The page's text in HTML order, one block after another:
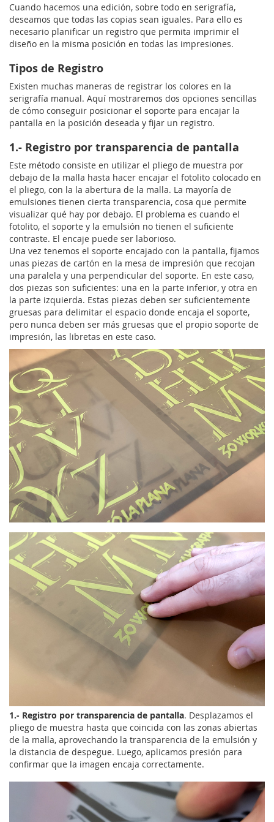
Cuando hacemos una edición, sobre todo en serigrafía,
deseamos que todas las copias sean iguales. Para ello es
necesario planificar un registro que permita imprimir el
diseño en la misma posición en todas las impresiones.
Tipos de Registro
Existen muchas maneras de registrar los colores en la
serigrafía manual. Aquí mostraremos dos opciones sencillas
de cómo conseguir posicionar el soporte para encajar la
pantalla en la posición deseada y fijar un registro.
1.- Registro por transparencia de pantalla
Este método consiste en utilizar el pliego de muestra por
debajo de la malla hasta hacer encajar el fotolito colocado en
el pliego, con la la abertura de la malla. La mayoría de
emulsiones tienen cierta transparencia, cosa que permite
visualizar qué hay por debajo. El problema es cuando el
fotolito, el soporte y la emulsión no tienen el suficiente
contraste. El encaje puede ser laborioso.
Una vez tenemos el soporte encajado con la pantalla, fijamos
unas piezas de cartón en la mesa de impresión que recojan
una paralela y una perpendicular del soporte. En este caso,
dos piezas son suficientes: una en la parte inferior, y otra en
la parte izquierda. Estas piezas deben ser suficientemente
gruesas para delimitar el espacio donde encaja el soporte,
pero nunca deben ser más gruesas que el propio soporte de
impresión, las libretas en este caso.
1.- Registro por transparencia de pantalla. Desplazamos el
pliego de muestra hasta que coincida con las zonas abiertas
de la malla, aprovechando la transparencia de la emulsión y
la distancia de despegue. Luego, aplicamos presión para
confirmar que la imagen encaja correctamente.